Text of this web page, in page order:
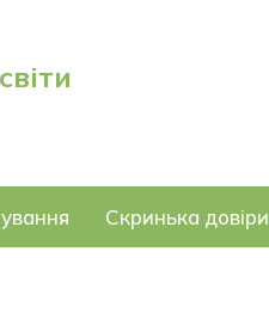
Скринька довіри